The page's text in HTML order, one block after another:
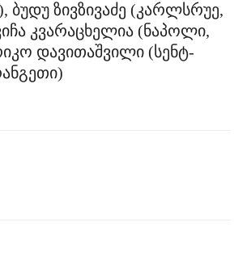
ბუდუ ზივზივაძე (კარლსრუე,
კვარაცხელია (ნაპოლი,
დავითაშვილი (სენტ-